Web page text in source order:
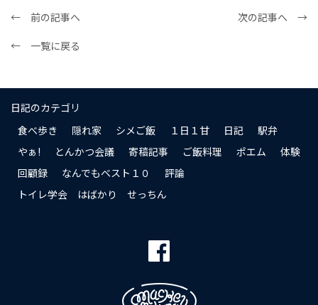
← 前の記事へ
次の記事へ →
← 一覧に戻る
日記のカテゴリ
食べ歩き
隠れ家 シメご飯 １日１甘 日記
駅弁
やぁ!
とんかつ会議 寄稿記事 ご飯料理 ポエム
体験
回顧録
なんでもベスト１０
評論
トイレ学会 はばかり せっちん